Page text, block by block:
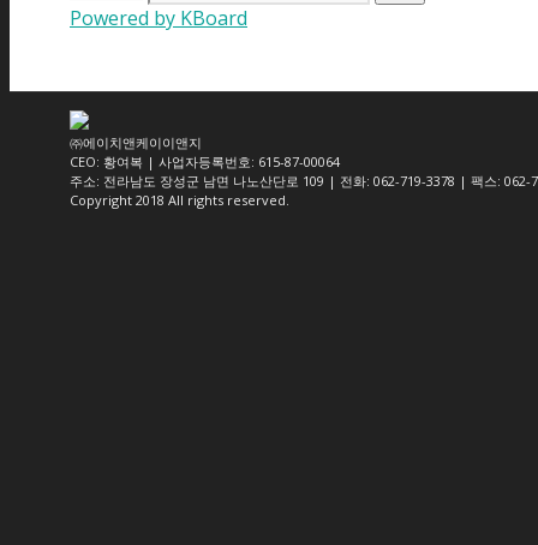
Powered by KBoard
㈜에이치앤케이이앤지
CEO: 황여복 | 사업자등록번호: 615-87-00064
주소: 전라남도 장성군 남면 나노산단로 109 | 전화: 062-719-3378 | 팩스: 062-
Copyright 2018 All rights reserved.